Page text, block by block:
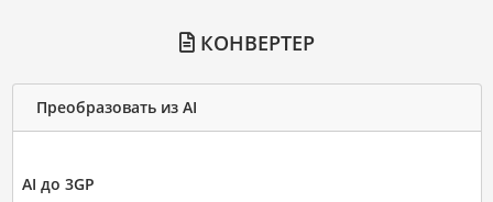
КОНВЕРТЕР
Преобразовать из AI
AI до 3GP